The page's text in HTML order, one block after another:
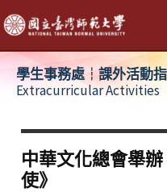
跳
至
主
學生事務處┆課外活動
Extracurricular Activities
中華文化總會舉
使》